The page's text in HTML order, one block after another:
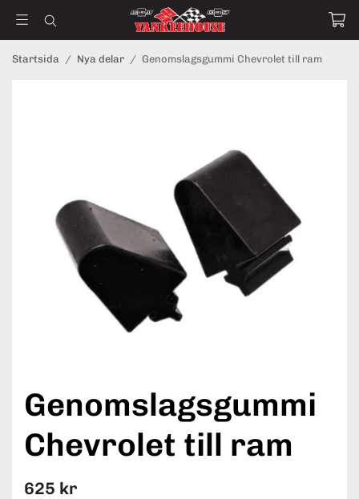
Startsida / Nya delar / Genomslagsgummi Chevrolet till ram
Genomslagsgummi
Chevrolet till ram
625 kr